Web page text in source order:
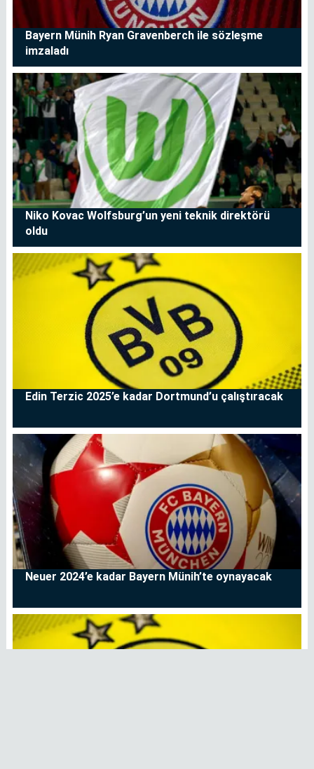
Bayern Münih Ryan Gravenberch ile sözleşme
imzaladı
Niko Kovac Wolfsburg’un yeni teknik direktörü
oldu
Edin Terzic 2025’e kadar Dortmund’u çalıştıracak
Neuer 2024’e kadar Bayern Münih’te oynayacak